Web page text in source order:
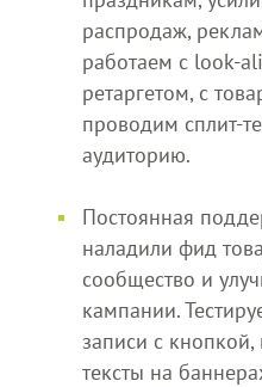
распродаж,
работаем с look-
ретаргетом, с
проводим сплит-
аудиторию.
Постоянная
наладили фид
сообщество и
кампании.
записи с кнопкой,
тексты на